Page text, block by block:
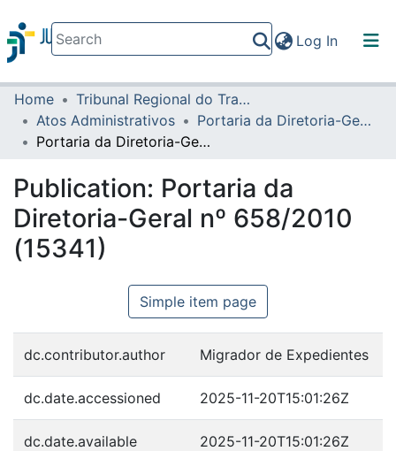
Log In(current)
Communities & Collections
All of DSpace
Home
Tribunal Regional do Trabalho da 16ª Região
Atos Administrativos
Portaria da Diretoria-Geral
Portaria da Diretoria-Geral nº 658/2010 (15341)
Publication: Portaria da
Diretoria-Geral nº 658/2010
(15341)
Simple item page
dc.contributor.author Migrador de Expedientes
dc.date.accessioned 2025-11-20T15:01:26Z
dc.date.available 2025-11-20T15:01:26Z